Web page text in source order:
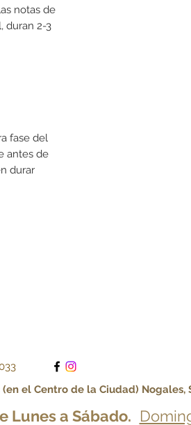
notas de
duran 2-3
fase del
antes de
durar
el Centro de la Ciudad) Nogales,
Lunes a Sábado.